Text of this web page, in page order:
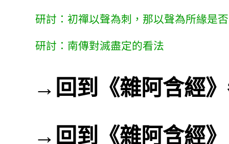
研討：初禪以聲為刺，那以聲為所緣是
研討：南傳對滅盡定的看法
→ 回到《雜阿含經
→ 回到《雜阿含經》